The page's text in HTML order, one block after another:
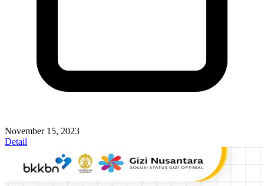
November 15, 2023
Detail